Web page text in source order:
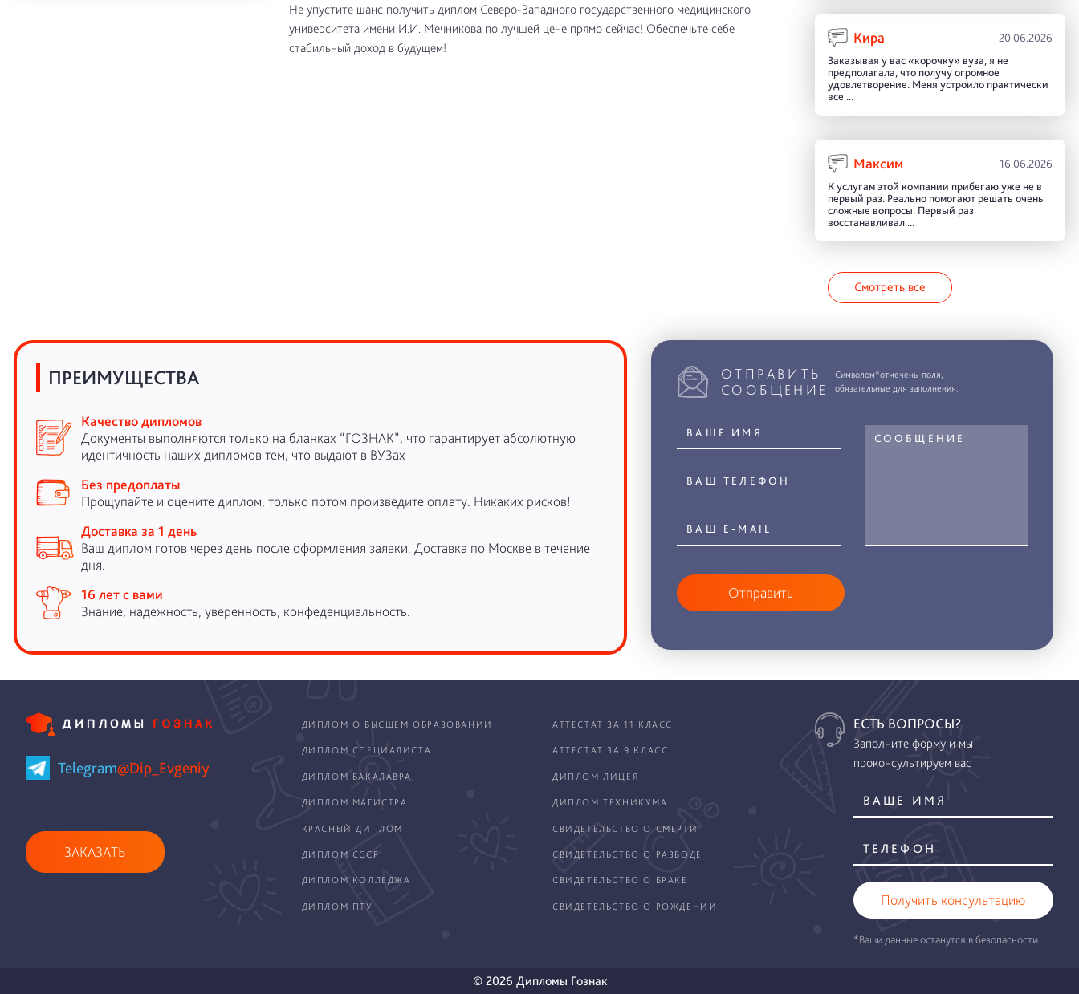
Не упустите шанс получить диплом Северо-Западного государственного медицинского
университета имени И.И. Мечникова по лучшей цене прямо сейчас! Обеспечьте себе
стабильный доход в будущем!
Кира 20.06.2026
Заказывая у вас «корочку» вуза, я не
предполагала, что получу огромное
удовлетворение. Меня устроило практически
все ...
Максим 16.06.2026
К услугам этой компании прибегаю уже не в
первый раз. Реально помогают решать очень
сложные вопросы. Первый раз
восстанавливал ...
Смотреть все
ПРЕИМУЩЕСТВА
Качество дипломов
Документы выполняются только на бланках “ГОЗНАК”, что гарантирует абсолютную
идентичность наших дипломов тем, что выдают в ВУЗах
Без предоплаты
Прощупайте и оцените диплом, только потом произведите оплату. Никаких рисков!
Доставка за 1 день
Ваш диплом готов через день после оформления заявки. Доставка по Москве в течение
дня.
16 лет с вами
Знание, надежность, уверенность, конфеденциальность.
ОТПРАВИТЬ
СООБЩЕНИЕ
Символом*отмечены поля,
обязательные для заполнения.
Отправить
Telegram@Dip_Evgeniy
ЗАКАЗАТЬ
ДИПЛОМ О ВЫСШЕМ ОБРАЗОВАНИИ АТТЕСТАТ ЗА 11 КЛАСС
ДИПЛОМ СПЕЦИАЛИСТА АТТЕСТАТ ЗА 9 КЛАСС
ДИПЛОМ БАКАЛАВРА ДИПЛОМ ЛИЦЕЯ
ДИПЛОМ МАГИСТРА ДИПЛОМ ТЕХНИКУМА
КРАСНЫЙ ДИПЛОМ СВИДЕТЕЛЬСТВО О СМЕРТИ
ДИПЛОМ СССР СВИДЕТЕЛЬСТВО О РАЗВОДЕ
ДИПЛОМ КОЛЛЕДЖА СВИДЕТЕЛЬСТВО О БРАКЕ
ДИПЛОМ ПТУ СВИДЕТЕЛЬСТВО О РОЖДЕНИИ
ЕСТЬ ВОПРОСЫ?
Заполните форму и мы
проконсультируем вас
Получить консультацию
*Ваши данные останутся в безопасности
© 2026 Дипломы Гознак